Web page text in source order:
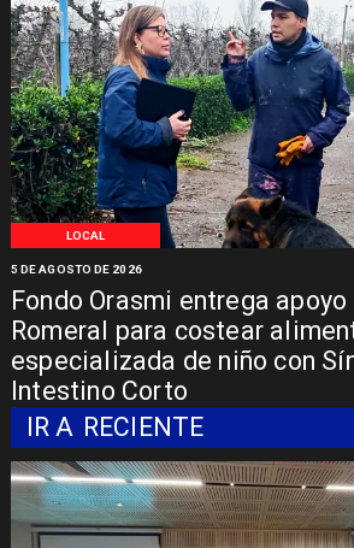
LOCAL
Fondo Orasmi entrega
Romeral para costear
especializada de niño con
Intestino Corto
5 DE AGOSTO DE 2026
IR A RECIENTE